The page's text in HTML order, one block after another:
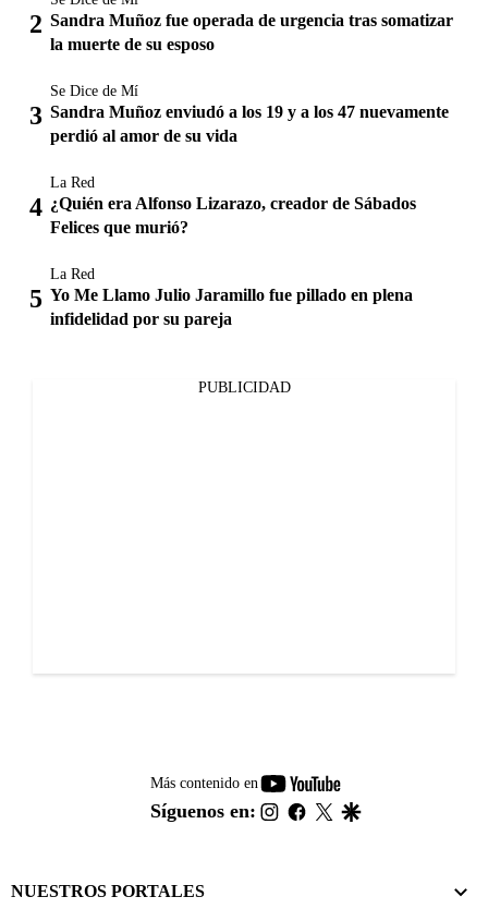
Sandra Muñoz fue operada de urgencia tras somatizar
la muerte de su esposo
Se Dice de Mí
Sandra Muñoz enviudó a los 19 y a los 47 nuevamente
perdió al amor de su vida
La Red
¿Quién era Alfonso Lizarazo, creador de Sábados
Felices que murió?
La Red
Yo Me Llamo Julio Jaramillo fue pillado en plena
infidelidad por su pareja
PUBLICIDAD
Más contenido en
youtube-
footer
Síguenos en: instagram
facebook
twitter
NUESTROS PORTALES